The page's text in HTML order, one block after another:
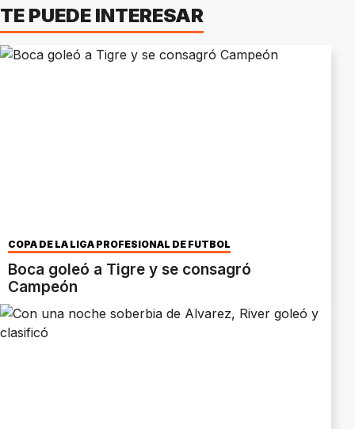
TE PUEDE INTERESAR
COPA DE LA LIGA PROFESIONAL DE FUTBOL
Boca goleó a Tigre y se consagró
Campeón